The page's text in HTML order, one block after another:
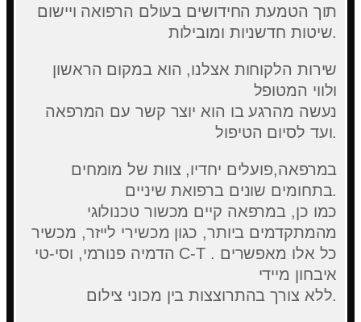
תוך הטמעת החידושים בעולם הרפואה ויישום
שיטות חדשניות ומובילות.
שירות הלקוחות אצלנו, הוא במקום הראשון
ולווי המטופל
נעשה מהרגע בו הוא יוצר קשר עם המרפאה
ועד לסיום הטיפול.
במרפאה,פועלים יחדיו, צוות של מומחים
בתחומים שונים ברפואת שיניים.
כמו כן, במרפאה קיים מכשור טכנולוגי
מהמתקדמים ביותר, כגון מכשירי לייזר, מכשיר
הדמיה פנורמי, וסי-טי C-T . כל אלו מאפשרים
איבחון מיידי
ללא צורך בהתרוצצות בין מכוני צילום.